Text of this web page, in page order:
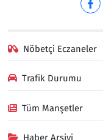
Nöbetçi Eczaneler
Trafik Durumu
Tüm Manşetler
Haber Arşivi